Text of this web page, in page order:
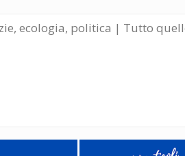
ecologia, politica | Tutto